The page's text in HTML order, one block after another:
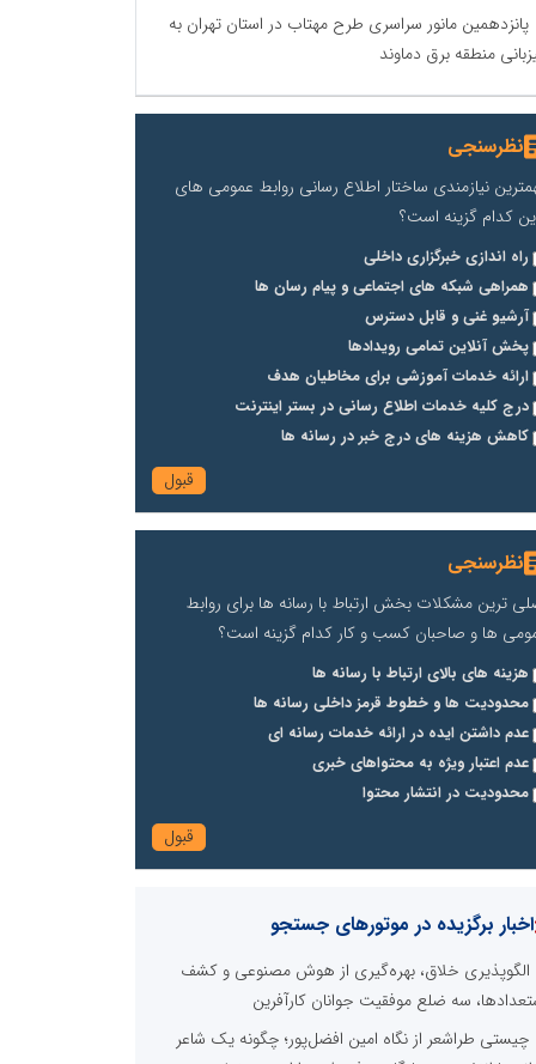
پانزدهمین مانور سراسری طرح مهتاب در استان تهران به
منطقه برق دماوند
نظرسنجی
نیازمندی ساختار اطلاع رسانی روابط عمومی های
کدام گزینه است؟
راه اندازی خبرگزاری داخلی
همراهی شبکه های اجتماعی و پیام رسان ها
آرشیو غنی و قابل دسترس
پخش آنلاین تمامی رویدادها
ارائه خدمات آموزشی برای مخاطیان هدف
درج کلیه خدمات اطلاع رسانی در بستر اینترنت
کاهش هزینه های درج خبر در رسانه ها
نظرسنجی
ترین مشکلات بخش ارتباط با رسانه ها برای روابط
ها و صاحبان کسب و کار کدام گزینه است؟
هزینه های بالای ارتباط با رسانه ها
محدودیت ها و خطوط قرمز داخلی رسانه ها
عدم داشتن ایده در ارائه خدمات رسانه ای
عدم اعتبار ویژه به محتواهای خبری
محدودیت در انتشار محتوا
اخبار برگزیده در موتورهای جستجو
الگوپذیری خلاق، بهره‌گیری از هوش مصنوعی و کشف
سه ضلع موفقیت جوانان کارآفرین
چیستی طراشعر از نگاه امین افضل‌پور؛ چگونه یک شاعر